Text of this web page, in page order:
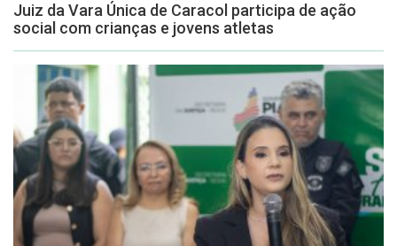
Juiz da Vara Única de Caracol participa de ação
social com crianças e jovens atletas